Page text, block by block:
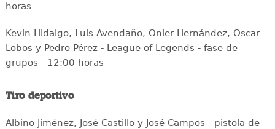
horas
Kevin Hidalgo, Luis Avendaño, Onier Hernández, Oscar
Lobos y Pedro Pérez - League of Legends - fase de
grupos - 12:00 horas
Tiro deportivo
Albino Jiménez, José Castillo y José Campos - pistola de